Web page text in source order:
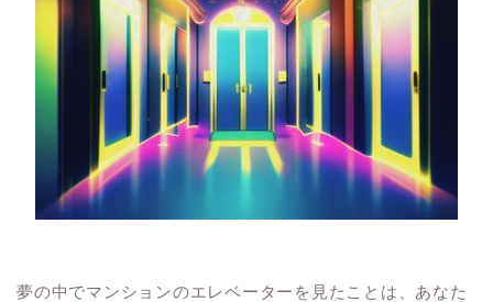
夢の中でマンションのエレベーターを見たことは、あなた